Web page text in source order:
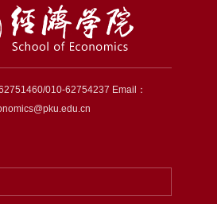
010-62754237 Email：